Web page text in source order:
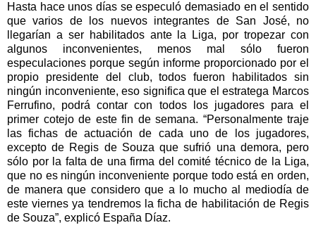
Hasta hace unos días se especuló demasiado en el sentido
que varios de los nuevos integrantes de San José, no
llegarían a ser habilitados ante la Liga, por tropezar con
algunos inconvenientes, menos mal sólo fueron
especulaciones porque según informe proporcionado por el
propio presidente del club, todos fueron habilitados sin
ningún inconveniente, eso significa que el estratega Marcos
Ferrufino, podrá contar con todos los jugadores para el
primer cotejo de este fin de semana. “Personalmente traje
las fichas de actuación de cada uno de los jugadores,
excepto de Regis de Souza que sufrió una demora, pero
sólo por la falta de una firma del comité técnico de la Liga,
que no es ningún inconveniente porque todo está en orden,
de manera que considero que a lo mucho al mediodía de
este viernes ya tendremos la ficha de habilitación de Regis
de Souza”, explicó España Díaz.